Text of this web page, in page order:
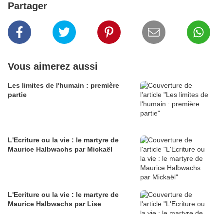
Partager
Vous aimerez aussi
Les limites de l'humain : première
partie
L'Ecriture ou la vie : le martyre de
Maurice Halbwachs par Mickaël
L'Ecriture ou la vie : le martyre de
Maurice Halbwachs par Lise